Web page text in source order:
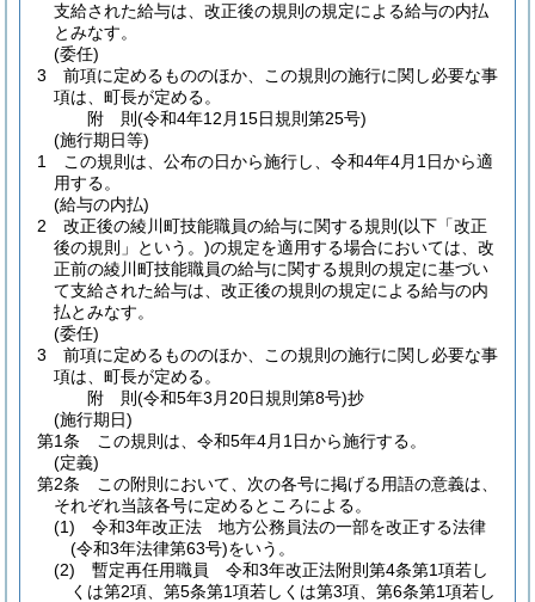
支給された給与は、改正後の規則の規定による給与の内払
とみなす。
(委任)
3
前項に定めるもののほか、この規則の施行に関し必要な事
項は、町長が定める。
附 則(令和4年12月15日規則第25号)
(施行期日等)
1
この規則は、公布の日から施行し、令和4年4月1日から適
用する。
(給与の内払)
2
改正後の綾川町技能職員の給与に関する規則 (以下「改正
後の規則」という。)の規定を適用する場合においては、改
正前の綾川町技能職員の給与に関する規則の規定に基づい
て支給された給与は、改正後の規則の規定による給与の内
払とみなす。
(委任)
3
前項に定めるもののほか、この規則の施行に関し必要な事
項は、町長が定める。
附 則(令和5年3月20日規則第8号)抄
(施行期日)
第1条
この規則は、令和5年4月1日から施行する。
(定義)
第2条
この附則において、次の各号に掲げる用語の意義は、
それぞれ当該各号に定めるところによる。
(1)
令和3年改正法 地方公務員法の一部を改正する法律
(令和3年法律第63号)をいう。
(2)
暫定再任用職員 令和3年改正法附則第4条第1項若し
くは第2項、第5条第1項若しくは第3項、第6条第1項若し